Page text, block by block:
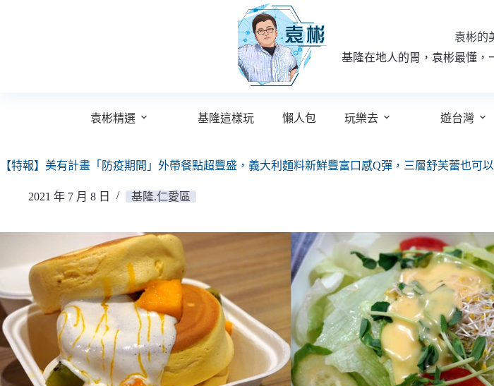
袁彬的
基隆在地人的胃，袁彬最懂，
袁彬精選 基隆這樣玩 懶人包 玩樂去 遊台灣
【特報】美有計畫「防疫期間」外帶餐點超豐盛，義大利麵料新鮮豐富口感Q彈，三層舒芙蕾也可
2021 年 7 月 8 日 基隆.仁愛區